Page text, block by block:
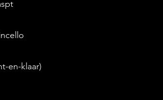
en-klaar)